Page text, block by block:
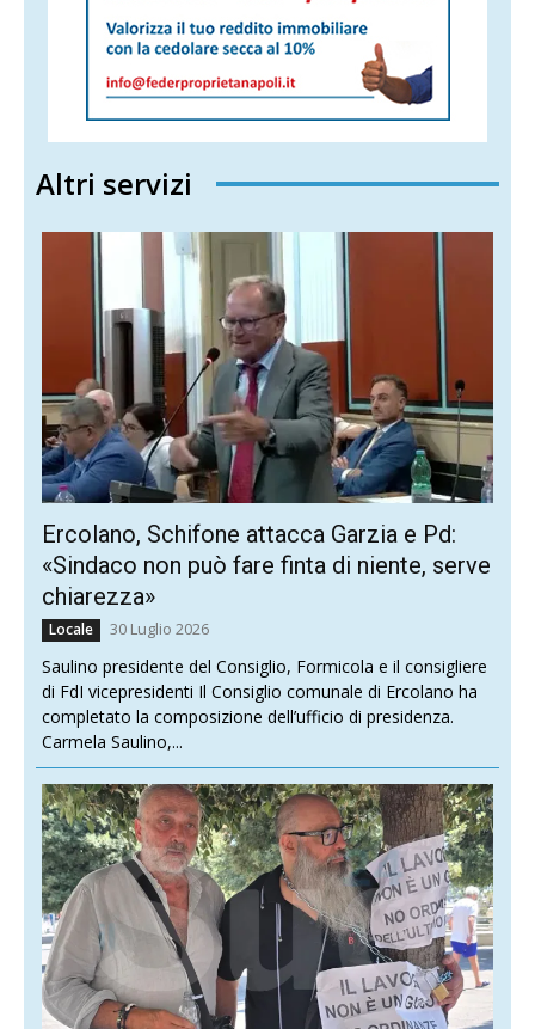
Altri servizi
Ercolano, Schifone attacca Garzia e Pd:
«Sindaco non può fare finta di niente, serve
chiarezza»
Locale 30 Luglio 2026
Saulino presidente del Consiglio, Formicola e il consigliere
di FdI vicepresidenti Il Consiglio comunale di Ercolano ha
completato la composizione dell’ufficio di presidenza.
Carmela Saulino,...